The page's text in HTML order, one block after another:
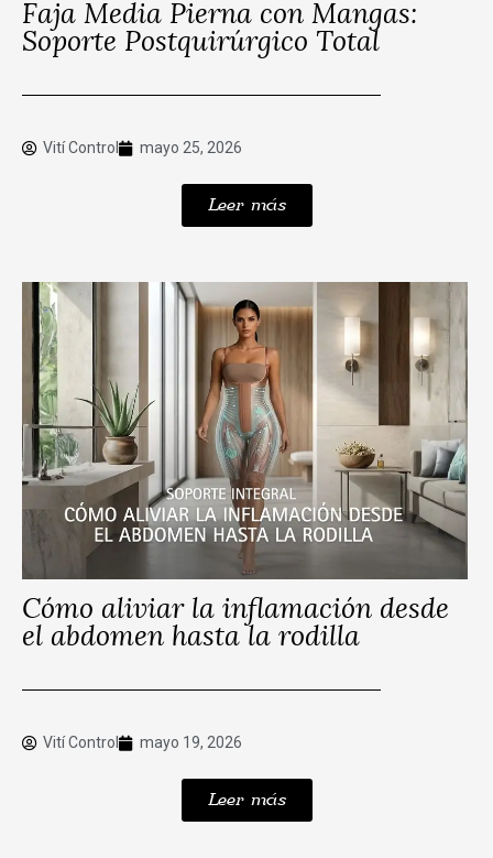
Faja Media Pierna con Mangas:
Soporte Postquirúrgico Total
Vití Control mayo 25, 2026
Leer más
Cómo aliviar la inflamación desde
el abdomen hasta la rodilla
Vití Control mayo 19, 2026
Leer más